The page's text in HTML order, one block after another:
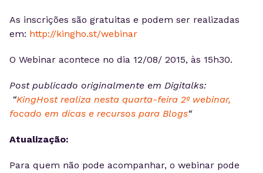
As inscrições são gratuitas e podem ser realizadas
em: http://kingho.st/webinar
O Webinar acontece no dia 12/08/ 2015, às 15h30.
Post publicado originalmente em Digitalks:
“KingHost realiza nesta quarta-feira 2º webinar,
focado em dicas e recursos para Blogs“
Atualização:
Para quem não pode acompanhar, o webinar pode